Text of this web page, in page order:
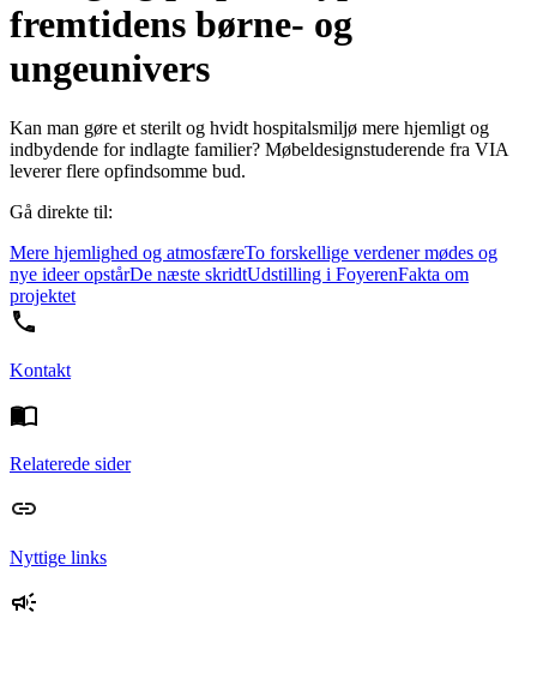
fremtidens børne- og
ungeunivers
Kan man gøre et sterilt og hvidt hospitalsmiljø mere hjemligt og
indbydende for indlagte familier? Møbeldesignstuderende fra VIA
leverer flere opfindsomme bud.
Gå direkte til:
Mere hjemlighed og atmosfæreTo forskellige verdener mødes og
nye ideer opstårDe næste skridtUdstilling i FoyerenFakta om
projektet
Kontakt
Relaterede sider
Nyttige links